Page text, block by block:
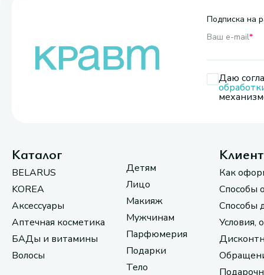
Подписка на
Ваш e-mail*
Даю
Каталог
BELARUS
KOREA
Аксессуары
Аптечная косметика
БАДы и витамины
Волосы
Детям
Лицо
Макияж
Мужчинам
Парфюмерия
Подарки
Тело
Как
Способы
Способы
Условия,